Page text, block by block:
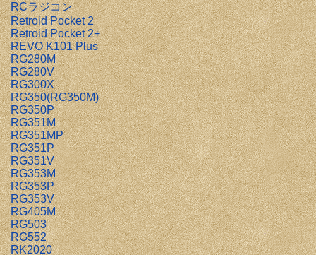
RCラジコン
Retroid Pocket 2
Retroid Pocket 2+
REVO K101 Plus
RG280M
RG280V
RG300X
RG350(RG350M)
RG350P
RG351M
RG351MP
RG351P
RG351V
RG353M
RG353P
RG353V
RG405M
RG503
RG552
RK2020